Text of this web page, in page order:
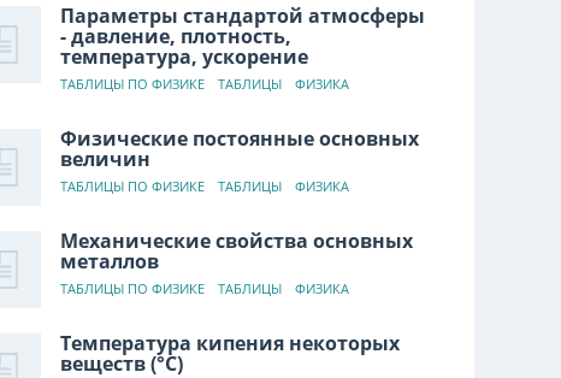
Параметры стандартой атмосферы
- давление, плотность,
температура, ускорение
ТАБЛИЦЫ ПО ФИЗИКЕ ТАБЛИЦЫ ФИЗИКА
Физические постоянные основных
величин
ТАБЛИЦЫ ПО ФИЗИКЕ ТАБЛИЦЫ ФИЗИКА
Механические свойства основных
металлов
ТАБЛИЦЫ ПО ФИЗИКЕ ТАБЛИЦЫ ФИЗИКА
Температура кипения некоторых
веществ (°C)